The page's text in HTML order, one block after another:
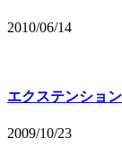
2010/06/14
エクステンショ
2009/10/23